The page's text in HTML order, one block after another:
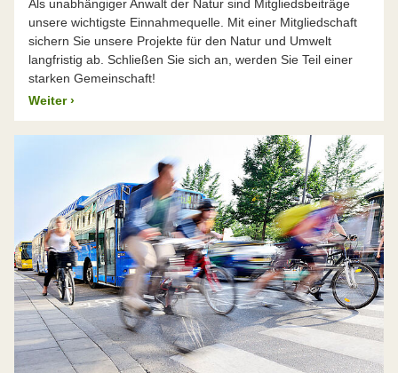
Als unabhängiger Anwalt der Natur sind Mitgliedsbeiträge
unsere wichtigste Einnahmequelle. Mit einer Mitgliedschaft
sichern Sie unsere Projekte für den Natur und Umwelt
langfristig ab. Schließen Sie sich an, werden Sie Teil einer
starken Gemeinschaft!
Weiter ›